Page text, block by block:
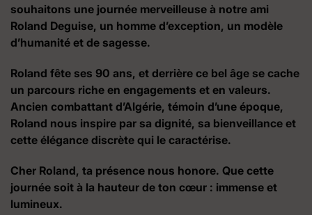
souhaitons une journée merveilleuse à notre ami
Roland Deguise, un homme d’exception, un modèle
d’humanité et de sagesse.
Roland fête ses 90 ans, et derrière ce bel âge se cache
un parcours riche en engagements et en valeurs.
Ancien combattant d’Algérie, témoin d’une époque,
Roland nous inspire par sa dignité, sa bienveillance et
cette élégance discrète qui le caractérise.
Cher Roland, ta présence nous honore. Que cette
journée soit à la hauteur de ton cœur : immense et
lumineux.